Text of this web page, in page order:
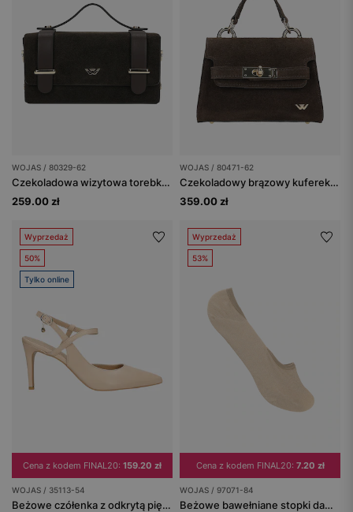
WOJAS / 80329-62
Czekoladowa wizytowa torebka damska
259.00 zł
WOJAS / 80471-62
Czekoladowy brązowy kuferek damski ze złotymi elementami
359.00 zł
Wyprzedaż
50%
Tylko online
Cena z kodem FINAL20: 159.20 zł
WOJAS / 35113-54
Beżowe czółenka z odkrytą piętą i obcasem typu szpilka
Wyprzedaż
53%
Cena z kodem FINAL20: 7.20 zł
WOJAS / 97071-84
Beżowe bawełniane stopki damskie